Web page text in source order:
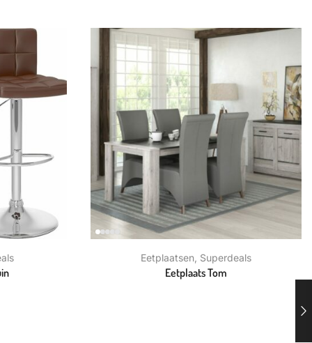
Eetplaatsen, Superdeals
Eetplaats Tom